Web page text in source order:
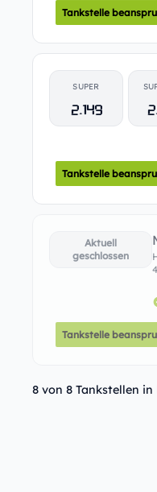
Tankstelle
SUPER
2.149
Tankstelle
Aktuell
geschlossen
Tankstelle
8 von 8 Tankstellen